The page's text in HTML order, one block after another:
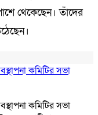
থেকেছেন। তাঁদের
কমিটির সভা
কমিটির সভা